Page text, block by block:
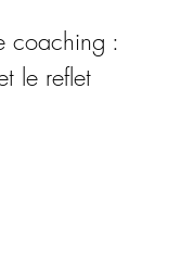
coaching :
le reflet